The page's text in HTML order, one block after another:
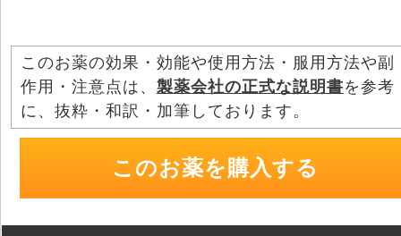
er
e
b
o
o
k
n
a
このお薬の効果・効能や使用方法・服用方法や副
作用・注意点は、 製薬会社の正式な説明書を参考
に、抜粋・和訳・加筆しております。
このお薬を購入する